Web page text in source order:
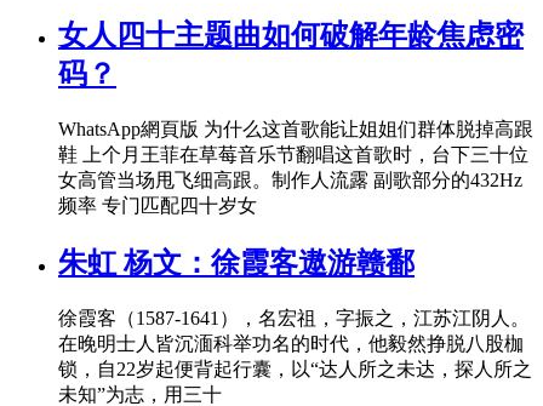
女人四十主题曲如何破解年龄焦虑密
码？
WhatsApp網頁版 为什么这首歌能让姐姐们群体脱掉高跟
鞋 上个月王菲在草莓音乐节翻唱这首歌时，台下三十位
女高管当场甩飞细高跟。制作人流露 副歌部分的432Hz
频率 专门匹配四十岁女
朱虹 杨文：徐霞客遨游赣鄱
徐霞客（1587-1641），名宏祖，字振之，江苏江阴人。
在晚明士人皆沉湎科举功名的时代，他毅然挣脱八股枷
锁，自22岁起便背起行囊，以“达人所之未达，探人所之
未知”为志，用三十